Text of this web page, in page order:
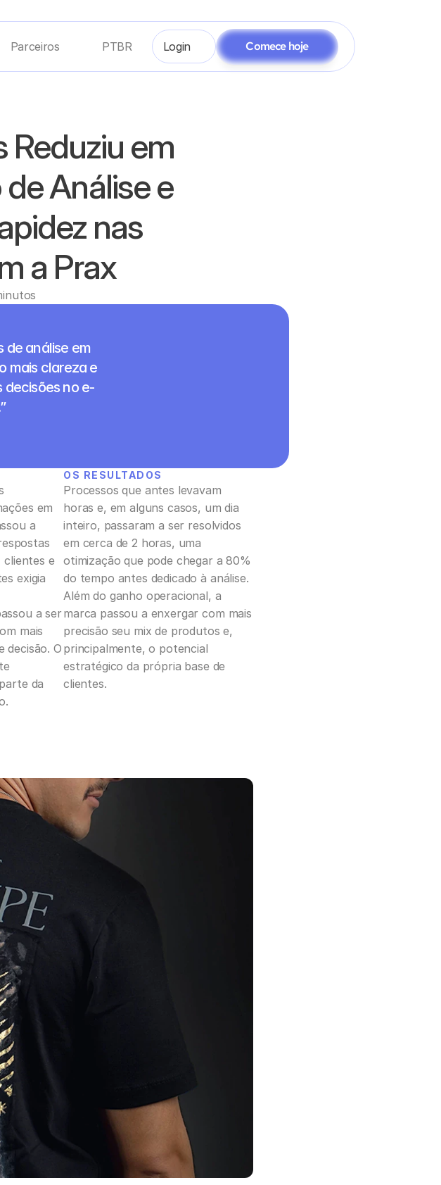
Reduziu em
Análise e
nas
a Prax
de análise em
mais clareza e
decisões no e-
em
a
clientes e
exigia
a ser
mais
decisão. O
da
OS RESULTADOS
Processos que antes levavam
horas e, em alguns casos, um dia
inteiro, passaram a ser resolvidos
em cerca de 2 horas, uma
otimização que pode chegar a 80%
do tempo antes dedicado à análise.
Além do ganho operacional, a
marca passou a enxergar com mais
precisão seu mix de produtos e,
principalmente, o potencial
estratégico da própria base de
clientes.
Parceiros PTBR Login Comece hoje